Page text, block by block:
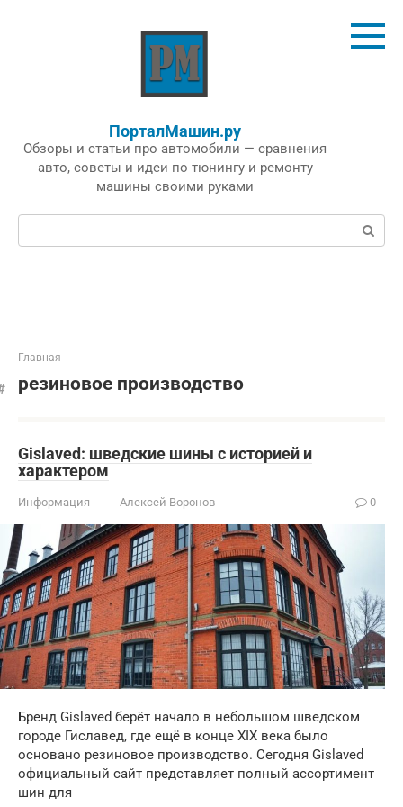
ПорталМашин.ру
Обзоры и статьи про автомобили — сравнения
авто, советы и идеи по тюнингу и ремонту
машины своими руками
Поиск:
Главная
резиновое производство
Gislaved: шведские шины с историей и
характером
Информация Алексей Воронов 0
Бренд Gislaved берёт начало в небольшом шведском
городе Гиславед, где ещё в конце XIX века было
основано резиновое производство. Сегодня Gislaved
официальный сайт представляет полный ассортимент
шин для